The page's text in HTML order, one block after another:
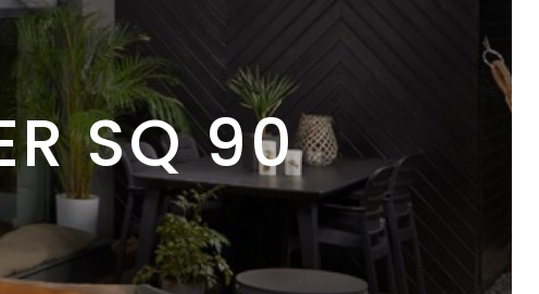
SQ 90